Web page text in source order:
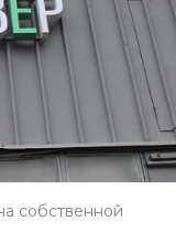
собственной